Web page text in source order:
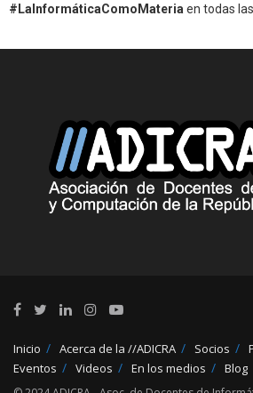
#LaInformáticaComoMateria en todas
Inicio Acerca de la //ADICRA Socios
Eventos
Videos En los medios Blog